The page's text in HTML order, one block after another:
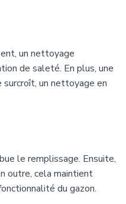
un nettoyage
de saleté. En plus, une
un nettoyage en
le remplissage. Ensuite,
outre, cela maintient
du gazon.